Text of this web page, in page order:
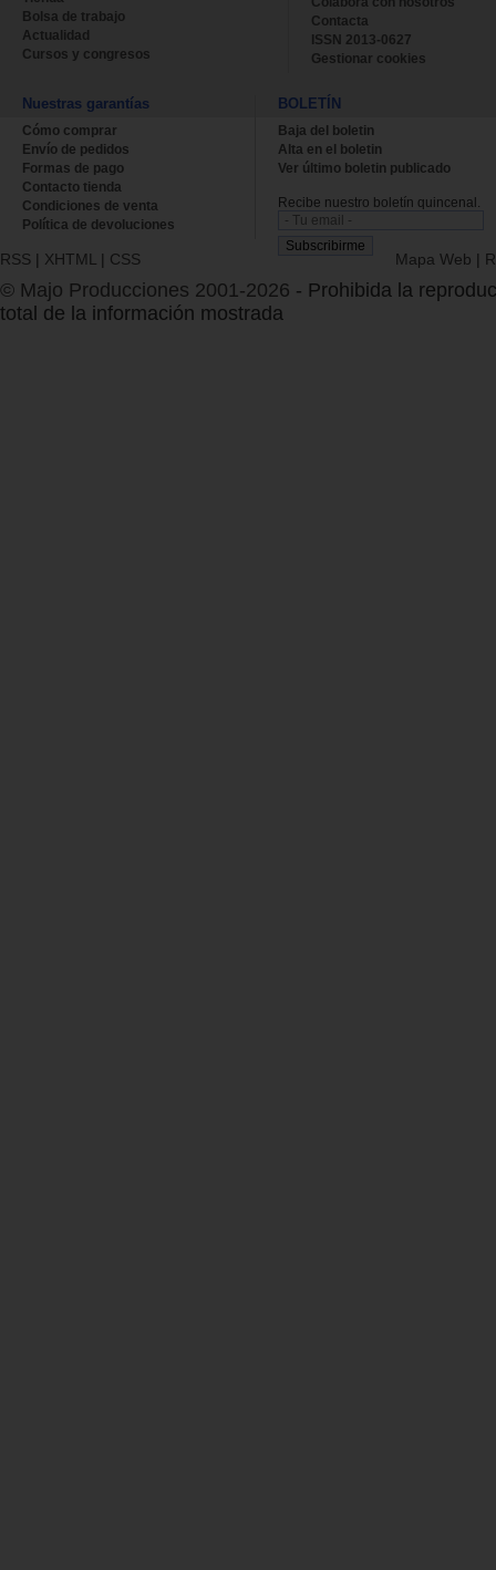
Bolsa de trabajo
Actualidad
Cursos y congresos
Contacta
ISSN 2013-0627
Gestionar cookies
Nuestras garantías
Cómo comprar
Envío de pedidos
Formas de pago
Contacto tienda
Condiciones de venta
Política de devoluciones
BOLETÍN
Baja del boletin
Alta en el boletin
Ver último boletin publicado
Recibe nuestro boletín quincenal.
RSS | XHTML | CSS Mapa Web |
© Majo Producciones 2001-2026 - Prohibida la
total de la información mostrada